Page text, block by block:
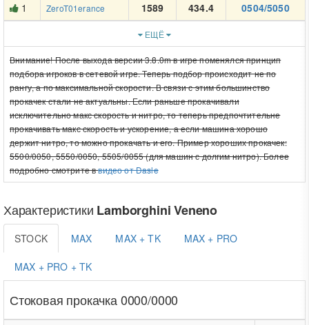
1
ZeroT01erance 1589 434.4 0504/5050
ЕЩЁ
Внимание! После выхода версии 3.8.0m в игре поменялся принцип
подбора игроков в сетевой игре. Теперь подбор происходит не по
рангу, а по максимальной скорости. В связи с этим большинство
прокачек стали не актуальны. Если раньше прокачивали
исключительно макс скорость и нитро, то теперь предпочтительне
прокачивать макс скорость и ускорение, а если машина хорошо
держит нитро, то можно прокачать и его. Пример хороших прокачек:
5500/0050, 5550/0050, 5505/0055 (для машин с долгим нитро). Более
подробно смотрите ввидео от Dasle
Характеристики Lamborghini Veneno
STOCK MAX MAX + TK MAX + PRO
MAX + PRO + TK
Стоковая прокачка 0000/0000